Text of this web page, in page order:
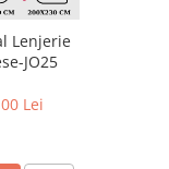
Lenjerie
JO25
Lei